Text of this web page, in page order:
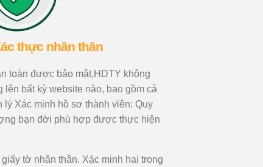
thực nhân thân
toàn được bảo mật,HDTY không
lên bất kỳ website nào, bao gồm cả
Xác minh hồ sơ thành viên: Quy
bạn đời phù hợp được thực hiện
tờ nhân thân. Xác minh hai trong